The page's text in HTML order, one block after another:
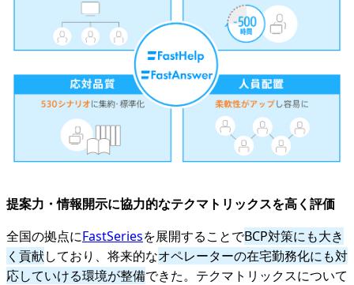
提案力・情報開示に協力的なテクマトリックスを高く評価
全国の拠点にFastSeriesを展開することでBCP対策にも大き
く貢献しており、将来的なオペレーターの在宅勤務化にも対
応していける環境が整備できた。テクマトリックスについて